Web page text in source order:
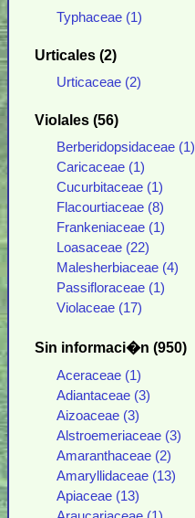
Typhaceae (1)
Urticales (2)
Urticaceae (2)
Violales (56)
Berberidopsidaceae (1)
Caricaceae (1)
Cucurbitaceae (1)
Flacourtiaceae (8)
Frankeniaceae (1)
Loasaceae (22)
Malesherbiaceae (4)
Passifloraceae (1)
Violaceae (17)
Sin informaci�n (950)
Aceraceae (1)
Adiantaceae (3)
Aizoaceae (3)
Alstroemeriaceae (3)
Amaranthaceae (2)
Amaryllidaceae (13)
Apiaceae (13)